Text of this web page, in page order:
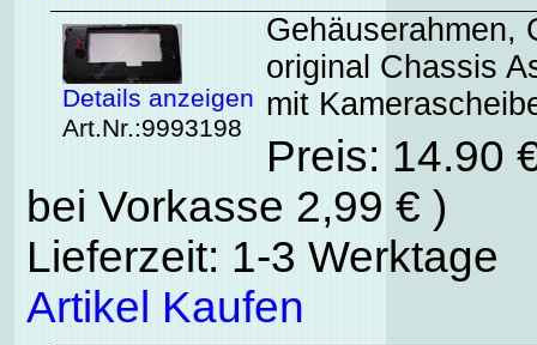
Details anzeigen
Art.Nr.:9993198
Gehäuserahmen,
original Chassis
mit
Preis: 14.90
bei Vorkasse 2,99 € )
Lieferzeit: 1-3 Werktage
Artikel Kaufen